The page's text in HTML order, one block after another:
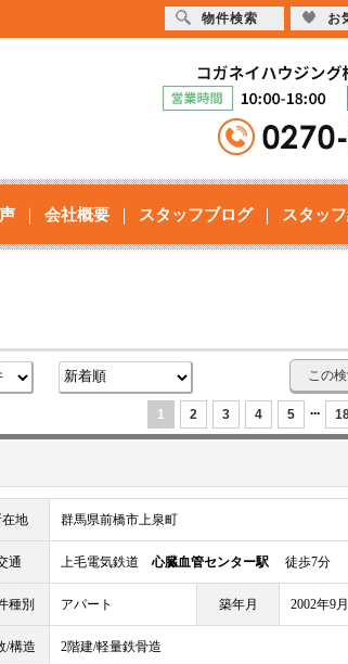
会社概要 スタッフブログ スタッ
この
1 2 3 4 5 ...
在地 群馬県前橋市上泉町
通 上毛電気鉄道心臓血管センター駅 徒歩7分
種別 アパート 築年月 2002年9月
/構造 2階建/軽量鉄骨造
物件検索 お